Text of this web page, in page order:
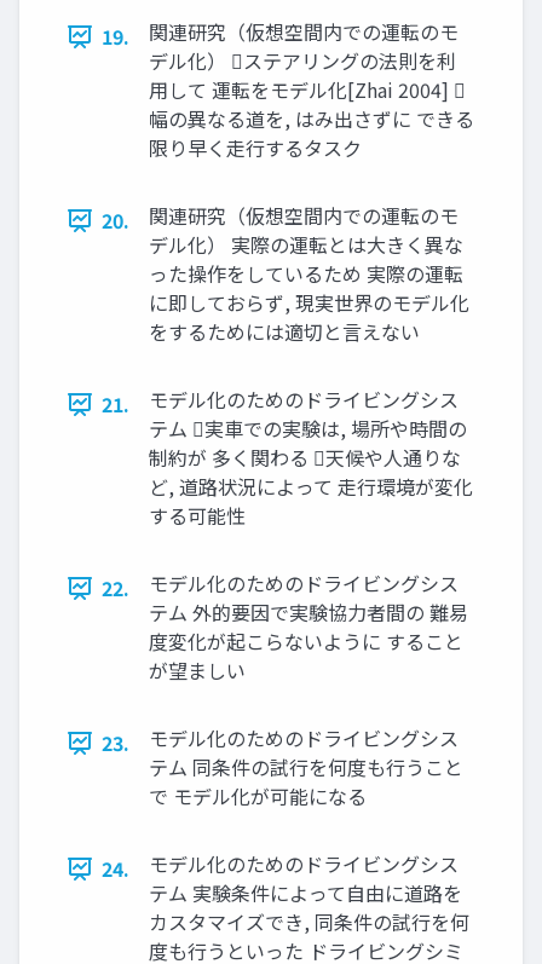
19.
関連研究（仮想空間内での運転のモ
デル化） ステアリングの法則を利
用して 運転をモデル化[Zhai 2004] 
幅の異なる道を, はみ出さずに できる
限り早く走行するタスク
20.
関連研究（仮想空間内での運転のモ
デル化） 実際の運転とは大きく異な
った操作をしているため 実際の運転
に即しておらず, 現実世界のモデル化
をするためには適切と言えない
21.
モデル化のためのドライビングシス
テム 実車での実験は, 場所や時間の
制約が 多く関わる 天候や人通りな
ど, 道路状況によって 走行環境が変化
する可能性
22.
モデル化のためのドライビングシス
テム 外的要因で実験協力者間の 難易
度変化が起こらないように すること
が望ましい
23.
モデル化のためのドライビングシス
テム 同条件の試行を何度も行うこと
で モデル化が可能になる
24.
モデル化のためのドライビングシス
テム 実験条件によって自由に道路を
カスタマイズでき, 同条件の試行を何
度も行うといった ドライビングシミ